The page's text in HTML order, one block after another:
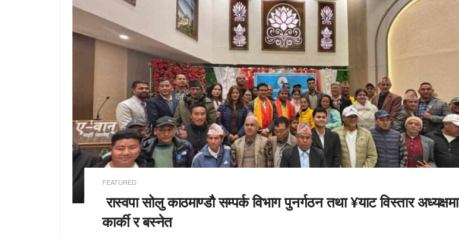
FEATURED
रास्वपा सोलु काठमाण्डौ सम्पर्क विभाग पुनर्गठन तथा ¥याट विस्तार अध्यक्षमा
कार्की र बस्नेत